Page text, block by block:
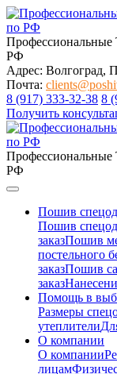
Профессиональные
РФ
Адрес: Волгоград,
Почта:
8 (917) 333-32-38 8
Получить
Профессиональные
РФ
Пошив
Пошив
заказПошив
постельного
заказПошив
заказ
Помощь в
Размеры
утеплители
О компании
О компании
лицам